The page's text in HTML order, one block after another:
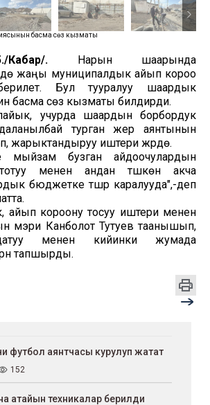
басма сөз кызматы
Кабар/. Нарын шаарында
жаңы муниципалдык айып короо
Бул тууралуу шаардык
басма сөз кызматы билдирди.
учурда шаардын борбордук
турган жер аянтынын
жарыктандыруу иштери жүрүүдө.
мыйзам бузган айдоочулардын
менен андан түшкөн акча
бюджетке түшүрүү каралууда",-деп
айып короону тосуу иштери менен
мэри Канболот Тутуев таанышып,
менен кийинки жумада
тапшырды.
футбол аянтчасы курулуп жатат
152
атайын техникалар берилди